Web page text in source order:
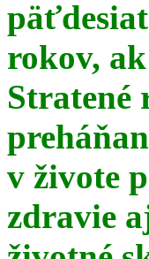
rokov,
Stratené
v živote
zdravie